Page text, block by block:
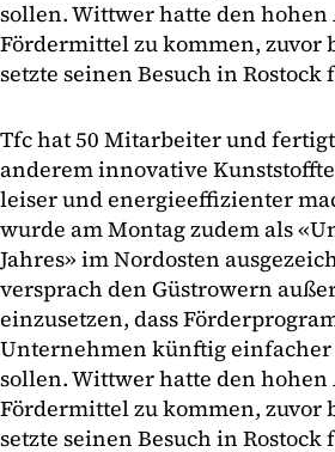
sollen. Wittwer hatte den
Fördermittel zu kommen, zuvor
setzte seinen Besuch in
Tfc hat 50 Mitarbeiter und
anderem innovative
leiser und energieeffizienter
wurde am Montag zudem als
Jahres» im Nordosten
versprach den Güstrowern
einzusetzen, dass
Unternehmen künftig
sollen. Wittwer hatte den
Fördermittel zu kommen, zuvor
setzte seinen Besuch in